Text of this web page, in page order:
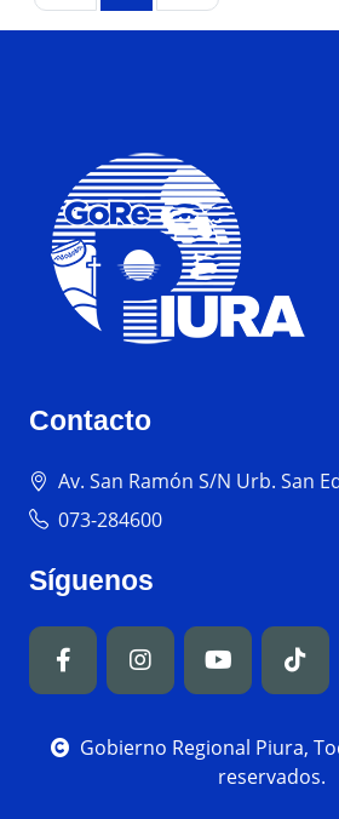
Contacto
Av. San Ramón S/N Urb. San
073-284600
Síguenos
Gobierno Regional Piura,
reservados.